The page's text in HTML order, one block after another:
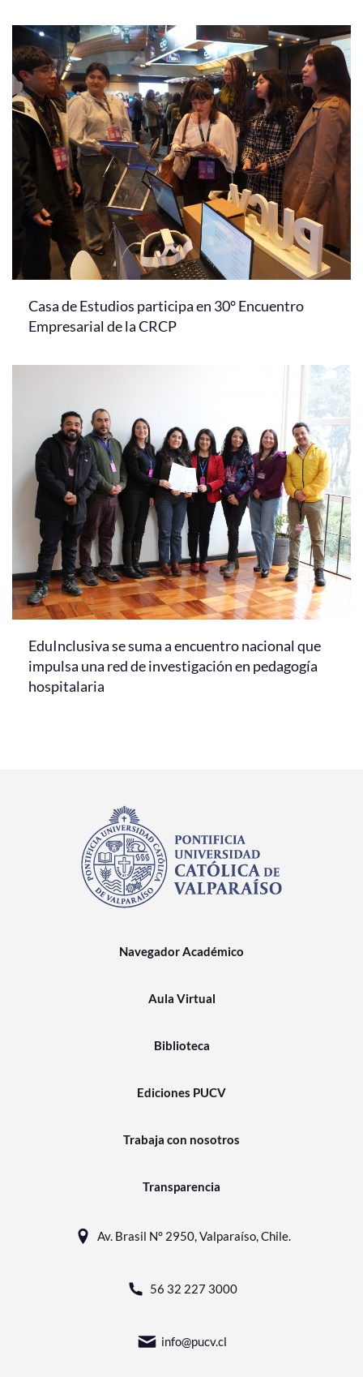
Casa de Estudios participa en 30° Encuentro
Empresarial de la CRCP
EduInclusiva se suma a encuentro nacional que
impulsa una red de investigación en pedagogía
hospitalaria
Navegador Académico
Aula Virtual
Biblioteca
Ediciones PUCV
Trabaja con nosotros
Transparencia
Av. Brasil N° 2950, Valparaíso, Chile.
56 32 227 3000
info@pucv.cl